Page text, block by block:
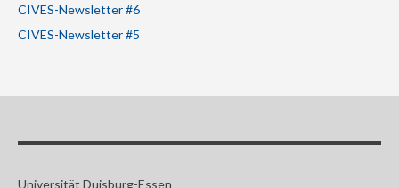
CIVES-Newsletter #6
CIVES-Newsletter #5
Universität Duisburg-Essen